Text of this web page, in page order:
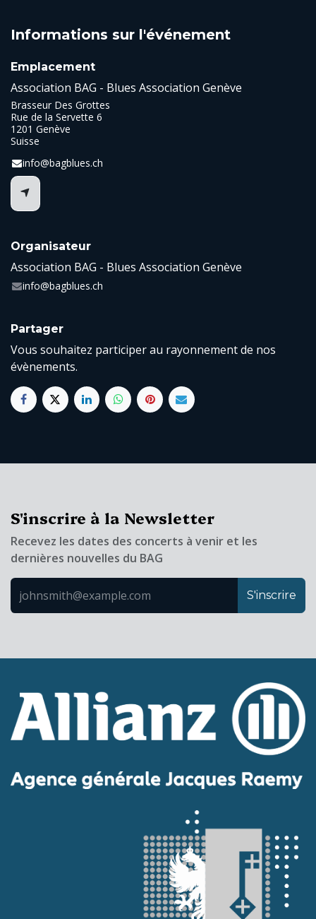
Informations sur l'événement
Emplacement
Association BAG - Blues Association Genève
Brasseur Des Grottes
Rue de la Servette 6
1201 Genève
Suisse
info@bagblues.ch
Organisateur
Association BAG - Blues Association Genève
info@bagblues.ch
Partager
Vous souhaitez participer au rayonnement de nos
évènements.
S'inscrire à la Newsletter
Recevez les dates des concerts à venir et les
dernières nouvelles du BAG
S'inscrire